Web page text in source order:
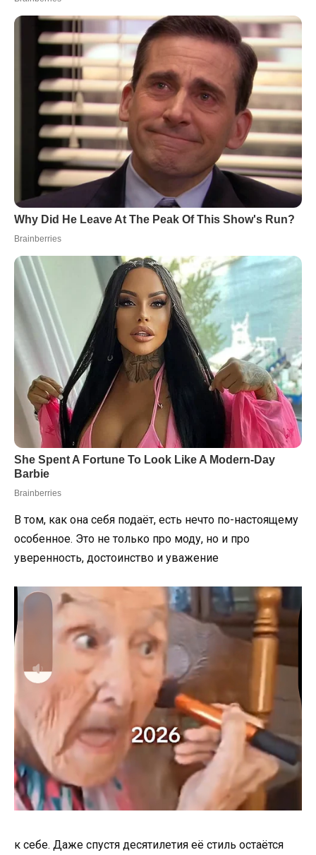
В том, как она себя подаёт, есть нечто по-настоящему
особенное. Это не только про моду, но и про
уверенность, достоинство и уважение
к себе. Даже спустя десятилетия её стиль остаётся